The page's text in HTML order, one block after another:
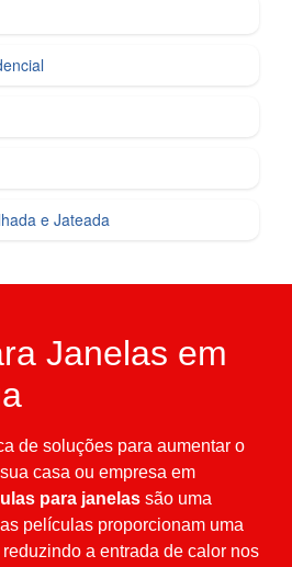
e Jateada
Janelas em
de soluções para aumentar o
casa ou empresa em
para janelas são uma
películas proporcionam uma
a entrada de calor nos